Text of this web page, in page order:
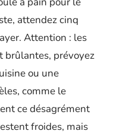
attendez cinq
Attention : les
brûlantes, prévoyez
ou une
comme le
ce désagrément
froides, mais